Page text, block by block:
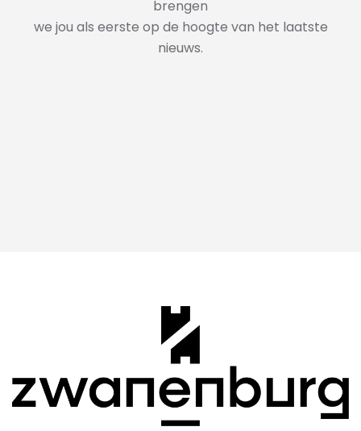
brengen
we jou als eerste op de hoogte van het laatste
nieuws.